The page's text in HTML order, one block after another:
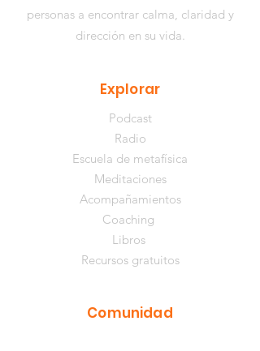
personas a encontrar calma, claridad y
dirección en su vida.
Explorar
Podcast
Radio
Escuela de metafísica
Meditaciones
Acompañamientos
Coaching
Libros
Recursos gratuitos
Comunidad